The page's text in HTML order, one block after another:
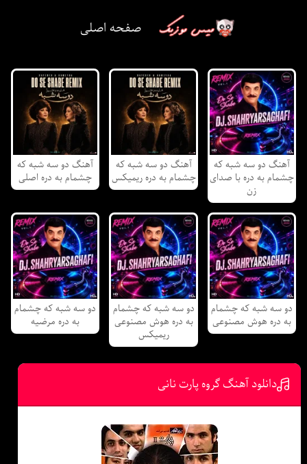
صفحه اصلی
آهنگ دو سه شبه که
چشمام به دره با صدای
زن
آهنگ دو سه شبه که
چشمام به دره ریمیکس
آهنگ دو سه شبه که
چشمام به دره اصلی
دو سه شبه که چشمام
به دره هوش مصنوعی
دو سه شبه که چشمام
به دره هوش مصنوعی
ریمیکس
دو سه شبه که چشمام
به دره مرضیه
دانلود آهنگ گروه پارت نانی